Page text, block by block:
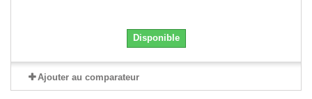
Disponible
Ajouter au comparateur